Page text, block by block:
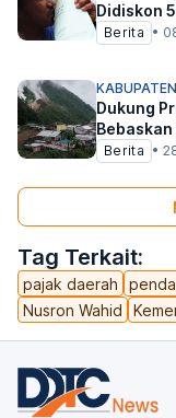
Tag Terkait:
pajak daerah
Nusron Wahid
Didiskon
Berita •
Dukung
Bebaskan
Berita •